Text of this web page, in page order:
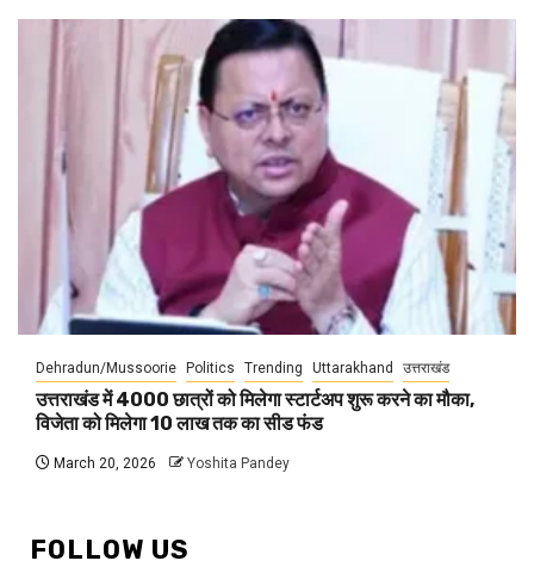
Dehradun/Mussoorie Politics Trending Uttarakhand उत्तराखंड
उत्तराखंड में 4000 छात्रों को मिलेगा स्टार्टअप शुरू करने का मौका,
विजेता को मिलेगा 10 लाख तक का सीड फंड
March 20, 2026 Yoshita Pandey
FOLLOW US